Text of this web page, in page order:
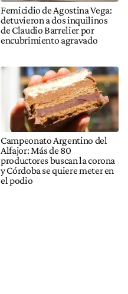
Femicidio de Agostina Vega:
detuvieron a dos inquilinos
de Claudio Barrelier por
encubrimiento agravado
Campeonato Argentino del
Alfajor: Más de 80
productores buscan la corona
y Córdoba se quiere meter en
el podio